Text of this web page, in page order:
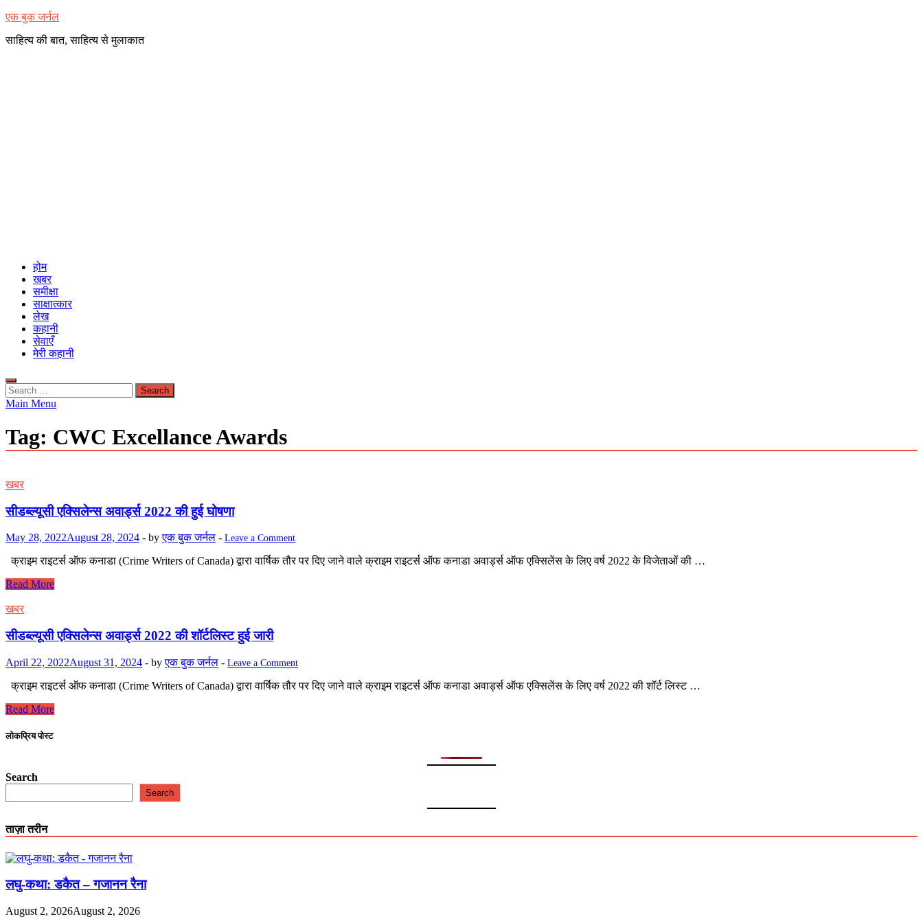
Skip
content
एक बुक जर्नल
साहित्य की बात, साहित्य से मुलाकात
होम
खबर
समीक्षा
साक्षात्कार
लेख
कहानी
सेवाएँ
मेरी कहानी
Search
for:
Main Menu
Tag: CWC Excellance Awards
खबर
सीडब्ल्यूसी एक्सिलेन्स अवार्ड्स 2022 की हुई घोषणा
May 28, 2022August 28, 2024 - byएक बुक जर्नल - Leave a Comment
क्राइम राइटर्स ऑफ कनाडा (Crime Writers of Canada) द्वारा वार्षिक तौर पर दिए जाने वाले क्राइम राइटर्स ऑफ कनाडा अवार्ड्स ऑफ एक्सिलेंस के लिए वर्ष 2022 के विजेताओं की …
सीडब्ल्यूसी
अवार्ड्स
की
हुई
घोषणा
Read More
खबर
सीडब्ल्यूसी एक्सिलेन्स अवार्ड्स 2022 की शॉर्टलिस्ट हुई जारी
April 22, 2022August 31, 2024 - byएक बुक जर्नल - Leave a Comment
क्राइम राइटर्स ऑफ कनाडा (Crime Writers of Canada) द्वारा वार्षिक तौर पर दिए जाने वाले क्राइम राइटर्स ऑफ कनाडा अवार्ड्स ऑफ एक्सिलेंस के लिए वर्ष 2022 की शॉर्ट लिस्ट …
सीडब्ल्यूसी
अवार्ड्स
हुई
Read More
लोकप्रिय पोस्ट
Search
Search
ताज़ा तरीन
लघु-कथा: डकैत – गजानन रैना
August 2, 2026August 2, 2026